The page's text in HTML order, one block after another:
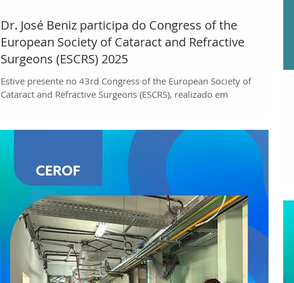
Dr. José Beniz participa do Congress of the
European Society of Cataract and Refractive
Surgeons (ESCRS) 2025
Estive presente no 43rd Congress of the European Society of
Cataract and Refractive Surgeons (ESCRS), realizado em
últimos avanços em cirurgia de catarata e refrativa, apresentados
por meio de simpósios de alto nível, sessões de vídeo, wetlabs e
robustas discussões de pôsteres científicos, além de uma valiosa
oportunidade para conexão com colegas e especi